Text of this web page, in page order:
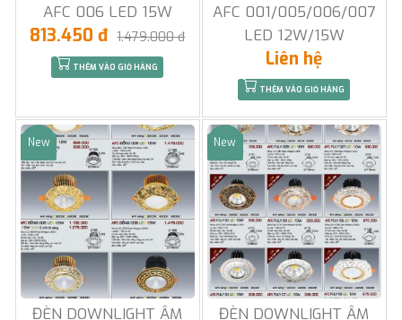
AFC 006 LED 15W
813.450 đ 1.479.000 đ
THÊM VÀO GIỎ HÀNG
AFC 001/005/006/007
LED 12W/15W
Liên hệ
THÊM VÀO GIỎ HÀNG
Sale
New
ĐÈN DOWNLIGHT ÂM
Sale
New
ĐÈN DOWNLIGHT ÂM